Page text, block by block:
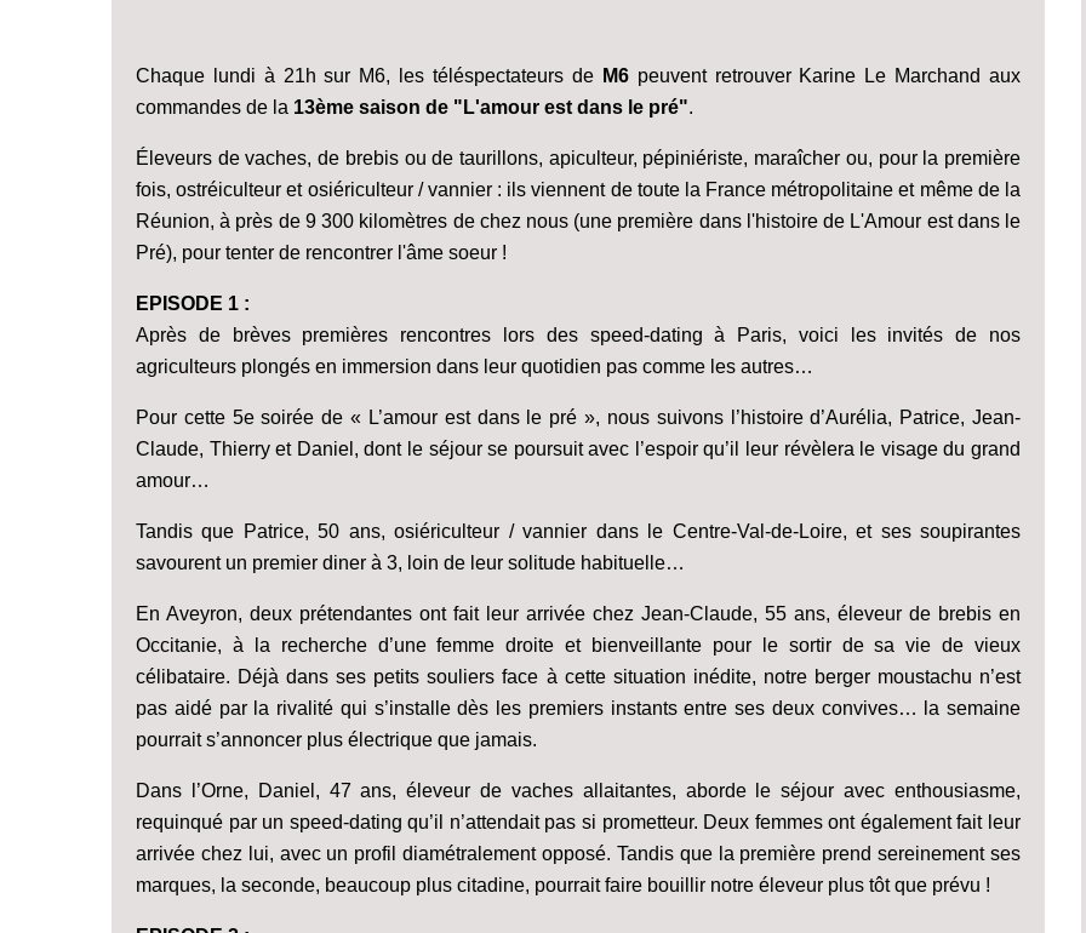
Chaque lundi à 21h sur M6, les téléspectateurs de M6peuvent retrouver Karine Le Marchand aux
commandes de la 13ème saison de "L'amour est dans le pré".
Éleveurs de vaches, de brebis ou de taurillons, apiculteur, pépiniériste, maraîcher ou, pour la première
fois, ostréiculteur et osiériculteur / vannier : ils viennent de toute la France métropolitaine et même de la
Réunion, à près de 9 300 kilomètres de chez nous (une première dans l'histoire de L'Amour est dans le
Pré), pour tenter de rencontrer l'âme soeur !
EPISODE 1 :
Après de brèves premières rencontres lors des speed-dating à Paris, voici les invités de nos
agriculteurs plongés en immersion dans leur quotidien pas comme les autres…
Pour cette 5e soirée de « L’amour est dans le pré », nous suivons l’histoire d’Aurélia, Patrice, Jean-
Claude, Thierry et Daniel, dont le séjour se poursuit avec l’espoir qu’il leur révèlera le visage du grand
amour…
Tandis que Patrice, 50 ans, osiériculteur / vannier dans le Centre-Val-de-Loire, et ses soupirantes
savourent un premier diner à 3, loin de leur solitude habituelle…
En Aveyron, deux prétendantes ont fait leur arrivée chez Jean-Claude, 55 ans, éleveur de brebis en
Occitanie, à la recherche d’une femme droite et bienveillante pour le sortir de sa vie de vieux
célibataire. Déjà dans ses petits souliers face à cette situation inédite, notre berger moustachu n’est
pas aidé par la rivalité qui s’installe dès les premiers instants entre ses deux convives… la semaine
pourrait s’annoncer plus électrique que jamais.
Dans l’Orne, Daniel, 47 ans, éleveur de vaches allaitantes, aborde le séjour avec enthousiasme,
requinqué par un speed-dating qu’il n’attendait pas si prometteur. Deux femmes ont également fait leur
arrivée chez lui, avec un profil diamétralement opposé. Tandis que la première prend sereinement ses
marques, la seconde, beaucoup plus citadine, pourrait faire bouillir notre éleveur plus tôt que prévu !